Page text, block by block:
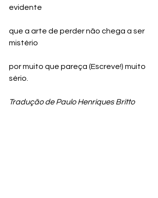
evidente
que a arte de perder não chega a ser
mistério
por muito que pareça (Escreve!) muito
sério.
Tradução de Paulo Henriques Britto